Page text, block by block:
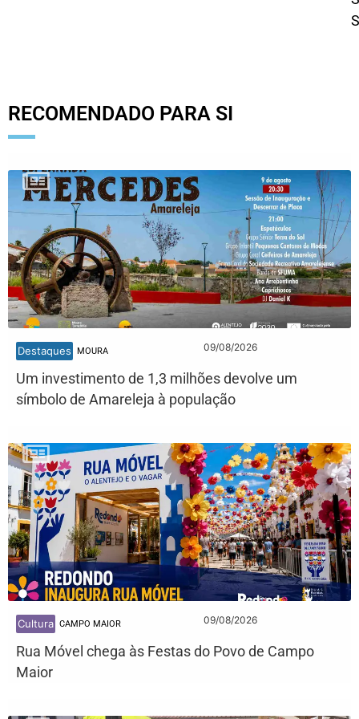
RECOMENDADO PARA SI
Destaques MOURA 09/08/2026
Um investimento de 1,3 milhões devolve um
símbolo de Amareleja à população
Cultura CAMPO MAIOR 09/08/2026
Rua Móvel chega às Festas do Povo de Campo
Maior